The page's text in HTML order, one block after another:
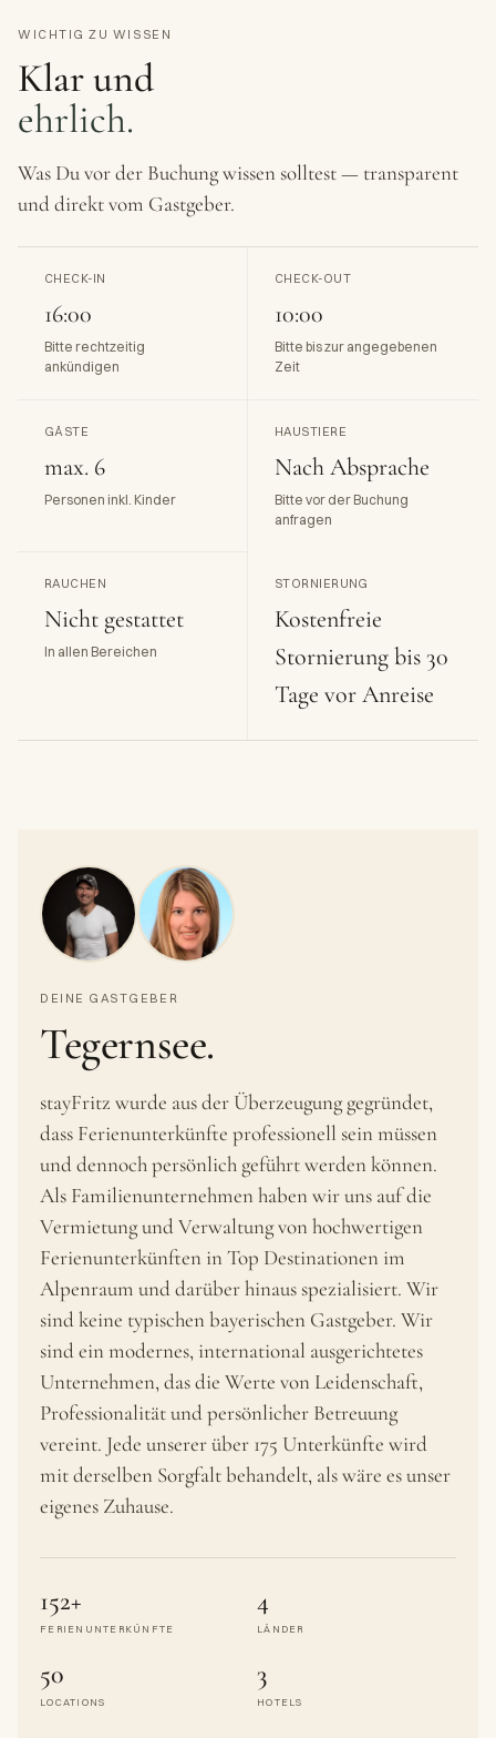
WICHTIG ZU WISSEN
Klar und
ehrlich.
Was Du vor der Buchung wissen solltest — transparent
und direkt vom Gastgeber.
CHECK-IN
16:00
Bitte rechtzeitig
ankündigen
CHECK-OUT
10:00
Bitte bis zur angegebenen
Zeit
GÄSTE
max. 6
Personen inkl. Kinder
HAUSTIERE
Nach Absprache
Bitte vor der Buchung
anfragen
RAUCHEN
Nicht gestattet
In allen Bereichen
STORNIERUNG
Kostenfreie
Stornierung bis 30
Tage vor Anreise
DEINE GASTGEBER
Tegernsee.
stayFritz wurde aus der Überzeugung gegründet,
dass Ferienunterkünfte professionell sein müssen
und dennoch persönlich geführt werden können.
Als Familienunternehmen haben wir uns auf die
Vermietung und Verwaltung von hochwertigen
Ferienunterkünften in Top Destinationen im
Alpenraum und darüber hinaus spezialisiert. Wir
sind keine typischen bayerischen Gastgeber. Wir
sind ein modernes, international ausgerichtetes
Unternehmen, das die Werte von Leidenschaft,
Professionalität und persönlicher Betreuung
vereint. Jede unserer über 175 Unterkünfte wird
mit derselben Sorgfalt behandelt, als wäre es unser
eigenes Zuhause.
152+
FERIENUNTERKÜNFTE
4
LÄNDER
50
LOCATIONS
3
HOTELS